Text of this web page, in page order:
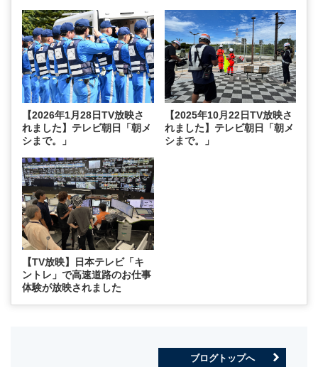
【2026年1月28日TV放映さ
れました】テレビ朝日「朝メ
シまで。」
【2025年10月22日TV放映さ
れました】テレビ朝日「朝メ
シまで。」
【TV放映】日本テレビ「キ
ントレ」で高速道路のお仕事
体験が放映されました
ブログトップへ